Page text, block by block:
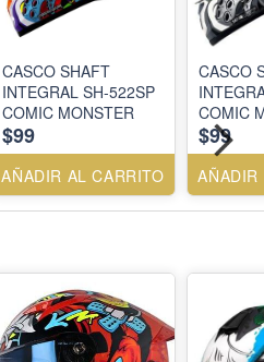
CASCO SHAFT
INTEGRAL SH-522SP
COMIC MONSTER
$99
AÑADIR AL CARRITO
CASCO
COMIC
WHITE
$99
AÑADIR